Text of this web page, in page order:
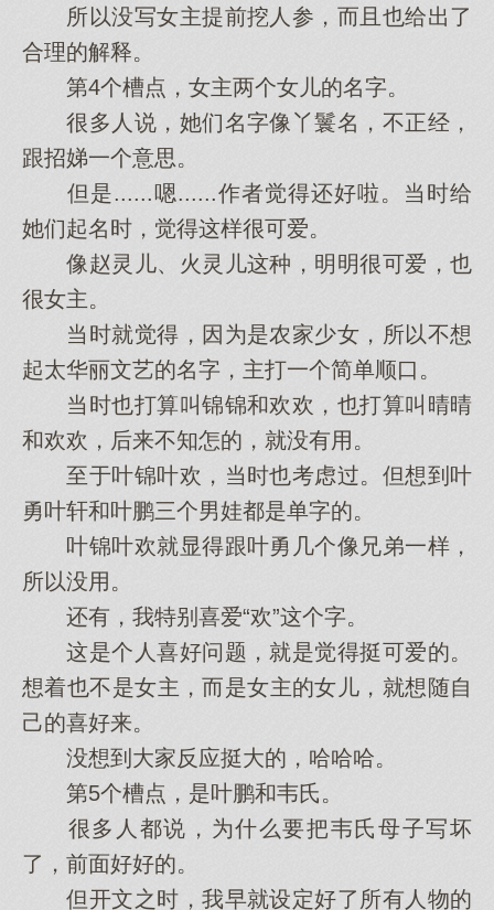
所以没写女主提前挖人参，而且也给出了
合理的解释。
第4个槽点，女主两个女儿的名字。
很多人说，她们名字像丫鬟名，不正经，
跟招娣一个意思。
但是......嗯......作者觉得还好啦。当时给
她们起名时，觉得这样很可爱。
像赵灵儿、火灵儿这种，明明很可爱，也
很女主。
当时就觉得，因为是农家少女，所以不想
起太华丽文艺的名字，主打一个简单顺口。
当时也打算叫锦锦和欢欢，也打算叫晴晴
和欢欢，后来不知怎的，就没有用。
至于叶锦叶欢，当时也考虑过。但想到叶
勇叶轩和叶鹏三个男娃都是单字的。
叶锦叶欢就显得跟叶勇几个像兄弟一样，
所以没用。
还有，我特别喜爱“欢”这个字。
这是个人喜好问题，就是觉得挺可爱的。
想着也不是女主，而是女主的女儿，就想随自
己的喜好来。
没想到大家反应挺大的，哈哈哈。
第5个槽点，是叶鹏和韦氏。
很多人都说，为什么要把韦氏母子写坏
了，前面好好的。
但开文之时，我早就设定好了所有人物的